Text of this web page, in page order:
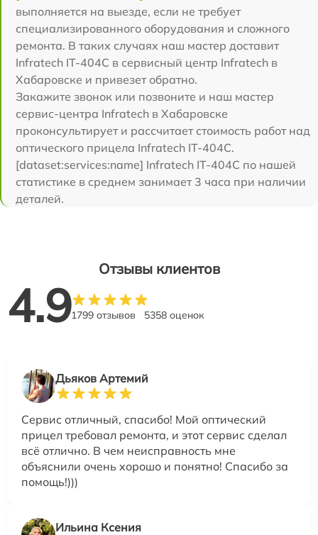
выполняется на выезде, если не требует
специализированного оборудования и сложного
ремонта. В таких случаях наш мастер доставит
Infratech IT-404C в сервисный центр Infratech в
Хабаровске и привезет обратно.
Закажите звонок или позвоните и наш мастер
сервис-центра Infratech в Хабаровске
проконсультирует и рассчитает стоимость работ над
оптического прицела Infratech IT-404C.
[dataset:services:name] Infratech IT-404C по нашей
статистике в среднем занимает 3 часа при наличии
деталей.
Отзывы клиентов
4.91799 отзывов 5358 оценок
Дьяков Артемий
Сервис отличный, спасибо! Мой оптический
прицел требовал ремонта, и этот сервис сделал
всё отлично. В чем неисправность мне
объяснили очень хорошо и понятно! Спасибо за
помощь!)))
Ильина Ксения